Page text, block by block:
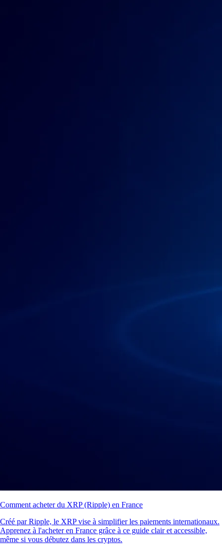
Comment acheter du XRP (Ripple) en France
Créé par Ripple, le XRP vise à simplifier les paiements internationaux.
Apprenez à l'acheter en France grâce à ce guide clair et accessible,
même si vous débutez dans les cryptos.